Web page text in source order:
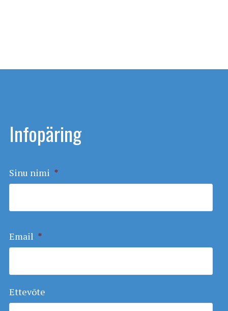
Infopäring
Sinu nimi *
Email *
Ettevõte